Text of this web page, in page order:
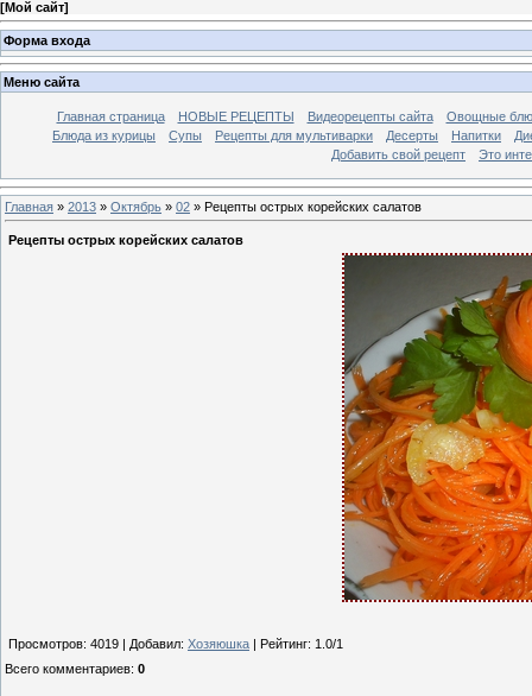
[Мой сайт]
Форма входа
Меню сайта
Главная страница НОВЫЕ РЕЦЕПТЫ Видеорецепты сайта
Овощные
Блюда из курицы
Супы Рецепты для мультиварки Десерты Напитки
Добавить свой рецепт
Это
Главная » 2013 » Октябрь » 02 » Рецепты острых корейских салатов
Рецепты острых корейских салатов
Просмотров: 4019 | Добавил: Хозяюшка | Рейтинг: 1.0/1
Всего комментариев: 0